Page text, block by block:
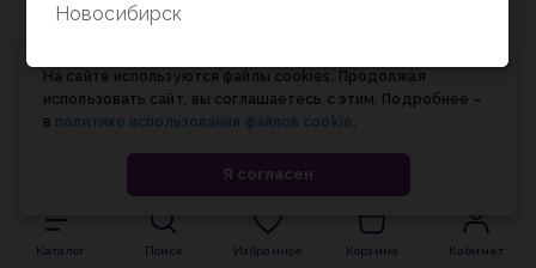
Каталог Поиск Избранное Корзина Кабинет
На сайте используются файлы cookies. Продолжая
использовать сайт, вы соглашаетесь с этим. Подробнее –
в политике использования файлов cookie.
Я согласен
Новосибирск